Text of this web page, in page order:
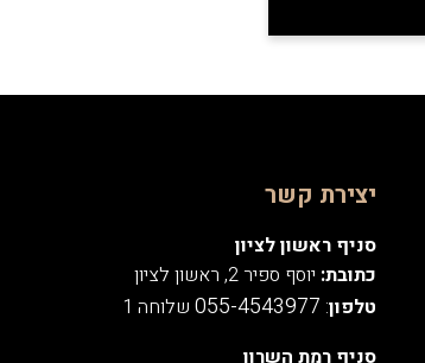
יצירת קשר
סניף ראשון לציון
כתובת: יוסף ספיר 2, ראשון לציון
טלפון:
055-4543977 שלוחה 1
סניף רמת השרון